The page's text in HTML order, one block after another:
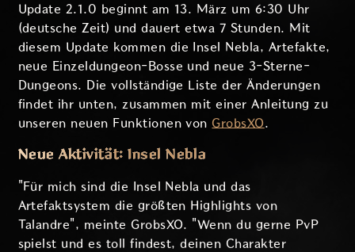
Update 2.1.0 beginnt am 13. März um 6:30 Uhr
(deutsche Zeit) und dauert etwa 7 Stunden. Mit
diesem Update kommen die Insel Nebla, Artefakte,
neue Einzeldungeon-Bosse und neue 3-Sterne-
Dungeons. Die vollständige Liste der Änderungen
findet ihr unten, zusammen mit einer Anleitung zu
unseren neuen Funktionen von GrobsXO.
Neue Aktivität: Insel Nebla
"Für mich sind die Insel Nebla und das
Artefaktsystem die größten Highlights von
Talandre", meinte GrobsXO. "Wenn du gerne PvP
spielst und es toll findest, deinen Charakter